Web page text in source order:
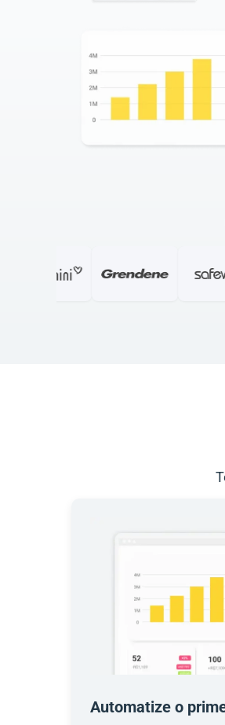
Automatize o